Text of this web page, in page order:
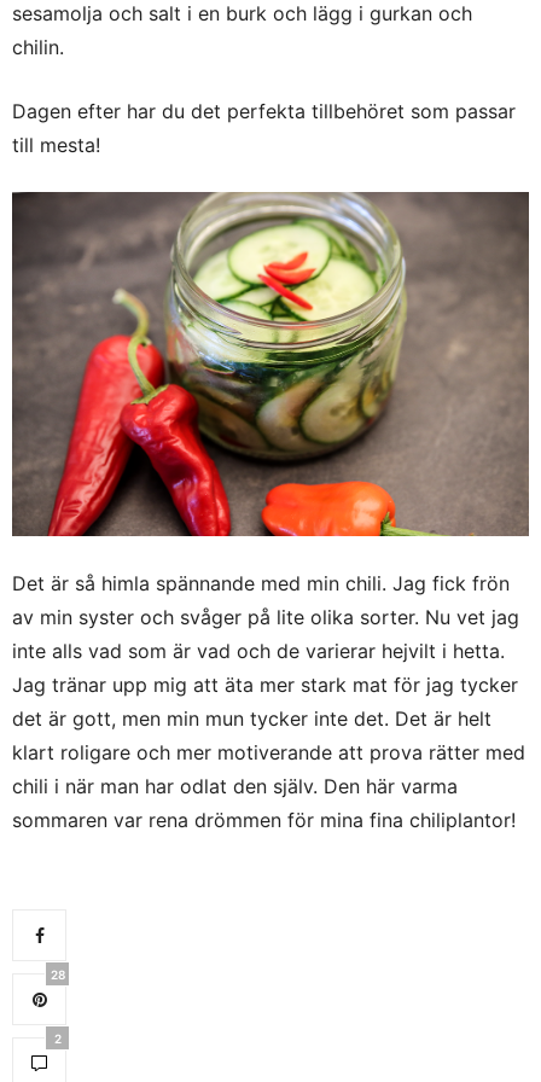
sesamolja och salt i en burk och lägg i gurkan och
chilin.
Dagen efter har du det perfekta tillbehöret som passar
till mesta!
Det är så himla spännande med min chili. Jag fick frön
av min syster och svåger på lite olika sorter. Nu vet jag
inte alls vad som är vad och de varierar hejvilt i hetta.
Jag tränar upp mig att äta mer stark mat för jag tycker
det är gott, men min mun tycker inte det. Det är helt
klart roligare och mer motiverande att prova rätter med
chili i när man har odlat den själv. Den här varma
sommaren var rena drömmen för mina fina chiliplantor!
28
2